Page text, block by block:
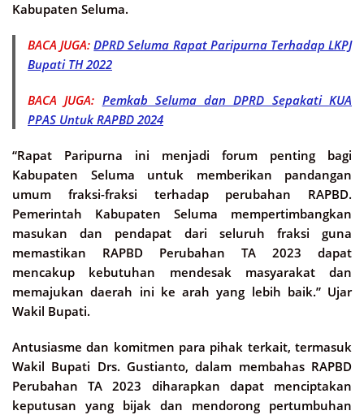
Kabupaten Seluma.
BACA JUGA:DPRD Seluma Rapat Paripurna Terhadap LKPJ
Bupati TH 2022
BACA JUGA: Pemkab Seluma dan DPRD Sepakati KUA
PPAS Untuk RAPBD 2024
“Rapat Paripurna ini menjadi forum penting bagi
Kabupaten Seluma untuk memberikan pandangan
umum fraksi-fraksi terhadap perubahan RAPBD.
Pemerintah Kabupaten Seluma mempertimbangkan
masukan dan pendapat dari seluruh fraksi guna
memastikan RAPBD Perubahan TA 2023 dapat
mencakup kebutuhan mendesak masyarakat dan
memajukan daerah ini ke arah yang lebih baik.” Ujar
Wakil Bupati.
Antusiasme dan komitmen para pihak terkait, termasuk
Wakil Bupati Drs. Gustianto, dalam membahas RAPBD
Perubahan TA 2023 diharapkan dapat menciptakan
keputusan yang bijak dan mendorong pertumbuhan